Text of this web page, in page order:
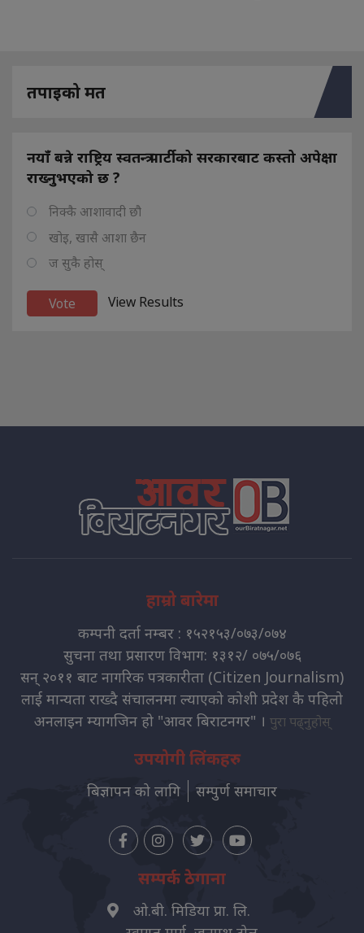
तपाइको मत
नयाँ बन्ने राष्ट्रिय स्वतन्त्र पार्टीको सरकारबाट कस्तो अपेक्षा
राख्नुभएको छ ?
निक्कै आशावादी छौ
खोइ, खासै आशा छैन
ज सुकै होस्
View Results
हाम्रो बारेमा
कम्पनी दर्ता नम्बर : १५२१५३/०७३/०७४
सुचना तथा प्रसारण विभाग: १३१२/ ०७५/०७६
सन् २०११ बाट नागरिक पत्रकारीता (Citizen Journalism)
लाई मान्यता राख्दै संचालनमा ल्याएको कोशी प्रदेश कै पहिलो
अनलाइन म्यागजिन हो "आवर बिराटनगर" । पुरा पढ्नुहोस्
उपयोगी लिंकहरु
बिज्ञापन को लागि सम्पुर्ण समाचार
सम्पर्क ठेगाना
ओ.बी. मिडिया प्रा. लि.